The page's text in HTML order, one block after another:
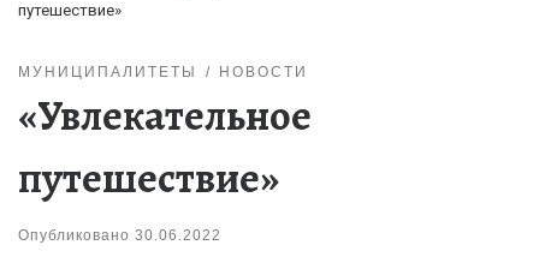
путешествие»
МУНИЦИПАЛИТЕТЫ НОВОСТИ
«Увлекательное
путешествие»
Опубликовано 30.06.2022